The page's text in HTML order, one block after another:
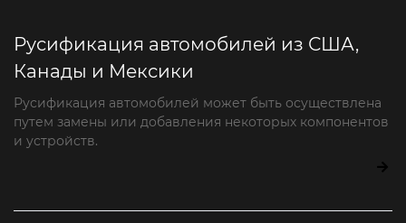
Русификация автомобилей из США,
Канады и Мексики
Русификация автомобилей может быть осуществлена
путем замены или добавления некоторых компонентов
и устройств.